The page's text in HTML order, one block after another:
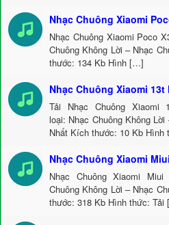
Nhạc Chuông Xiaomi
Nhạc Chuông Xiaomi Poco
Chuông Không Lời – Nhạc
thước: 134 Kb Hình […]
Nhạc Chuông Xiaomi
Tải Nhạc Chuông Xiaomi
loại: Nhạc Chuông Không
Nhất Kích thước: 10 Kb
Nhạc Chuông Xiaomi
Nhạc Chuông Xiaomi
Chuông Không Lời – Nhạc
thước: 318 Kb Hình thức: